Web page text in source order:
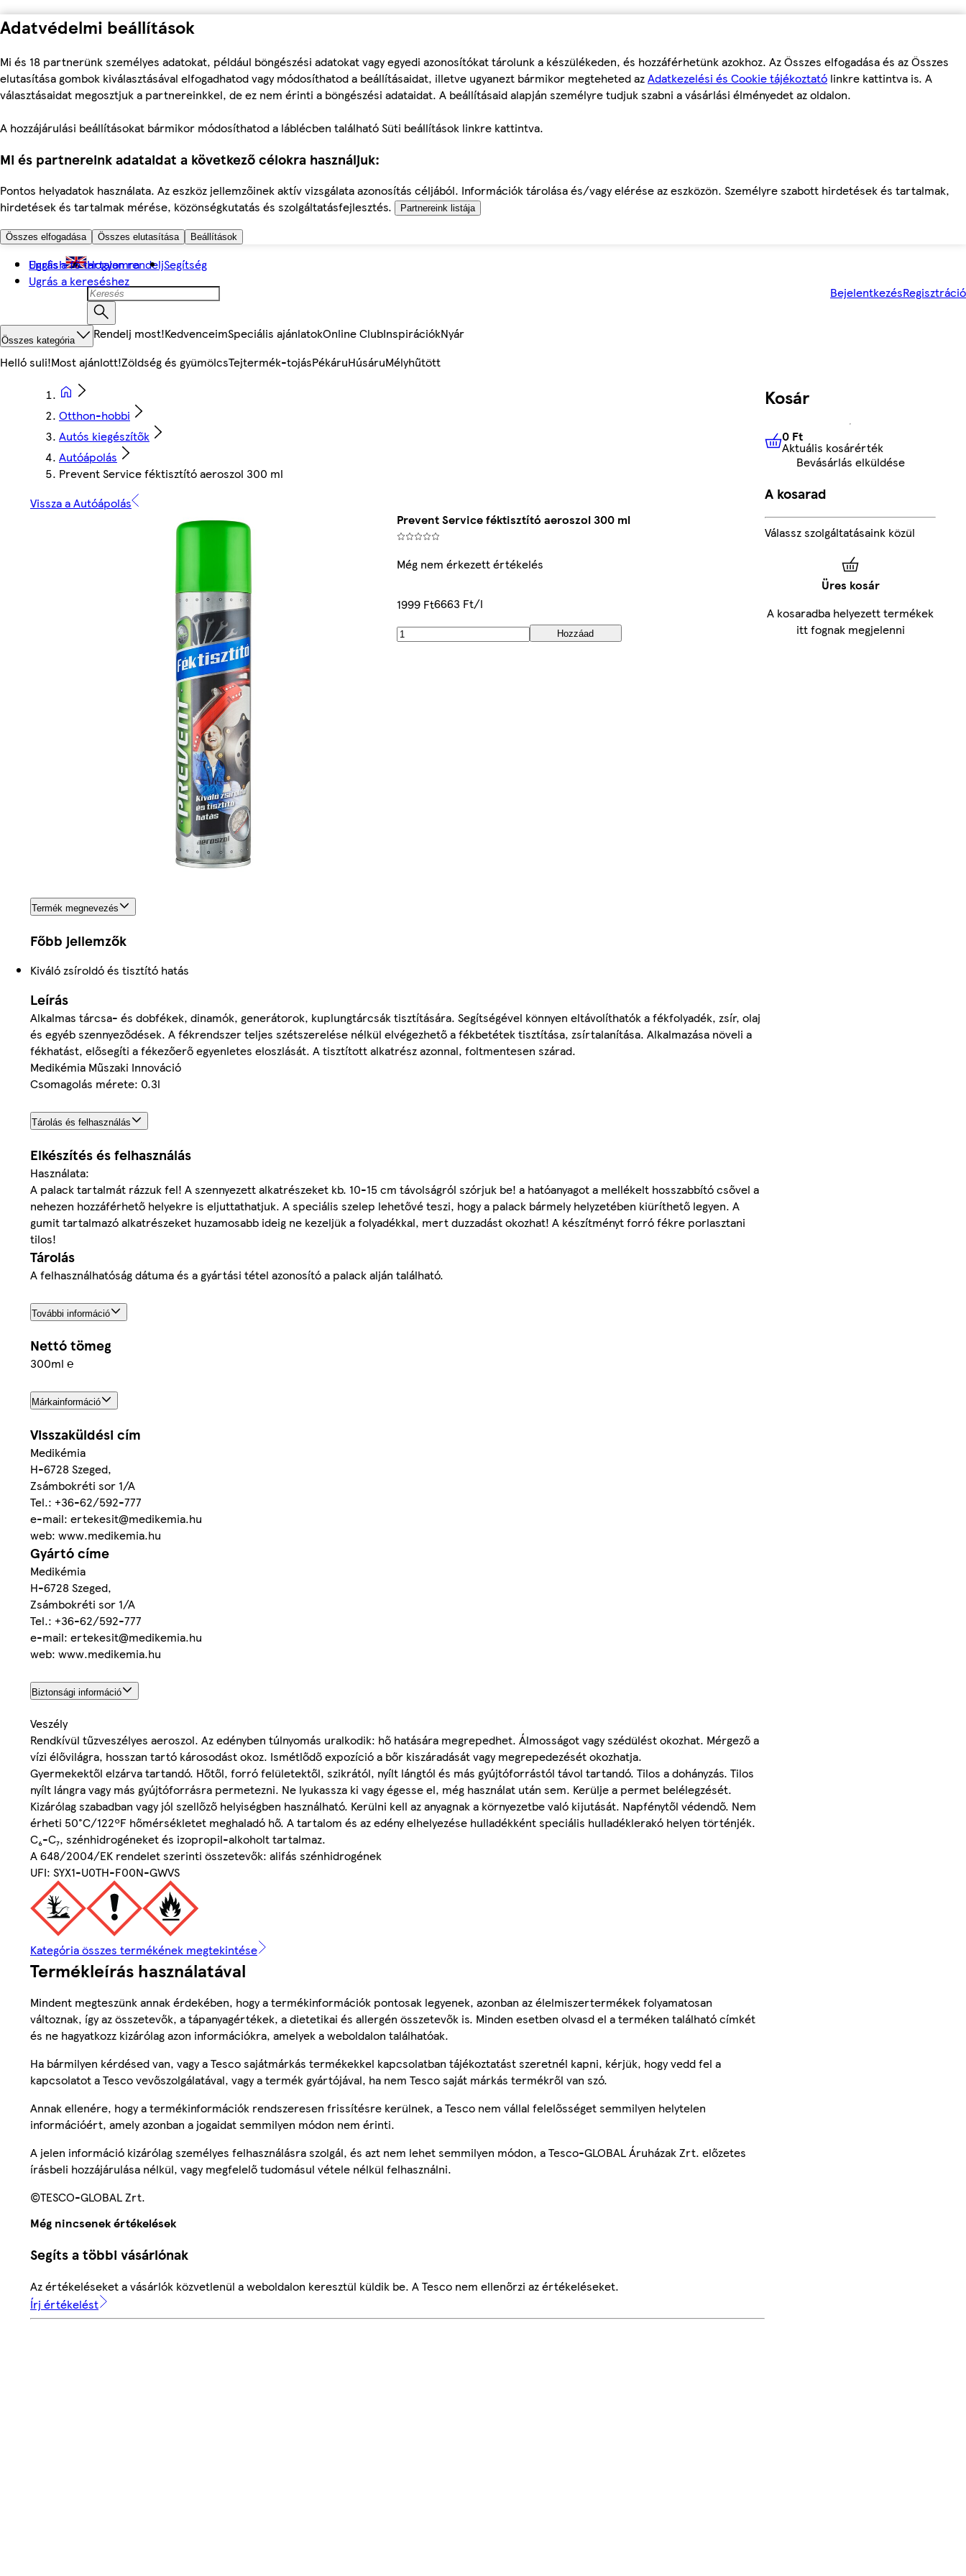
Adatvédelmi beállítások
Mi és 18 partnerünk személyes adatokat, például böngészési adatokat vagy egyedi azonosítókat tárolunk a készülékeden, és hozzáférhetünk azokhoz. Az Összes elfogadása és az Összes
elutasítása gombok kiválasztásával elfogadhatod vagy módosíthatod a beállításaidat, illetve ugyanezt bármikor megteheted azAdatkezelési és Cookie tájékoztató linkre kattintva is. A
választásaidat megosztjuk a partnereinkkel, de ez nem érinti a böngészési adataidat. A beállításaid alapján személyre tudjuk szabni a vásárlási élményedet az oldalon.
A hozzájárulási beállításokat bármikor módosíthatod a láblécben található Süti beállítások linkre kattintva.
Mi és partnereink adataidat a következő célokra használjuk:
Pontos helyadatok használata. Az eszköz jellemzőinek aktív vizsgálata azonosítás céljából. Információk tárolása és/vagy elérése az eszközön. Személyre szabott hirdetések és tartalmak,
hirdetések és tartalmak mérése, közönségkutatás és szolgáltatásfejlesztés.
Partnereink listája
Összes elfogadása Összes elutasítása Beállítások
Ugrás a fő tartalomra
Ugrás a kereséshez
English Hogyan rendeljSegítség
BejelentkezésRegisztráció
Összes kategória Rendelj most!KedvenceimSpeciális ajánlatokOnline ClubInspirációkNyár
Helló suli!Most ajánlott!Zöldség és gyümölcsTejtermék-tojásPékáruHúsáruMélyhűtött
Otthon-hobbi
Autós kiegészítők
Autóápolás
Prevent Service féktisztító aeroszol 300 ml
Vissza a Autóápolás
Prevent Service féktisztító aeroszol 300 ml
Még nem érkezett értékelés
1999 Ft6663 Ft/l
Hozzáad
Termék megnevezés
Főbb jellemzők
Kiváló zsíroldó és tisztító hatás
Leírás
Alkalmas tárcsa- és dobfékek, dinamók, generátorok, kuplungtárcsák tisztítására. Segítségével könnyen eltávolíthatók a fékfolyadék, zsír, olaj
és egyéb szennyeződések. A fékrendszer teljes szétszerelése nélkül elvégezhető a fékbetétek tisztítása, zsírtalanítása. Alkalmazása növeli a
fékhatást, elősegíti a fékezőerő egyenletes eloszlását. A tisztított alkatrész azonnal, foltmentesen szárad.
Medikémia Műszaki Innováció
Csomagolás mérete: 0.3l
Tárolás és felhasználás
Elkészítés és felhasználás
Használata:
A palack tartalmát rázzuk fel! A szennyezett alkatrészeket kb. 10-15 cm távolságról szórjuk be! a hatóanyagot a mellékelt hosszabbító csővel a
nehezen hozzáférhető helyekre is eljuttathatjuk. A speciális szelep lehetővé teszi, hogy a palack bármely helyzetében kiüríthető legyen. A
gumit tartalmazó alkatrészeket huzamosabb ideig ne kezeljük a folyadékkal, mert duzzadást okozhat! A készítményt forró fékre porlasztani
tilos!
Tárolás
A felhasználhatóság dátuma és a gyártási tétel azonosító a palack alján található.
További információ
Nettó tömeg
300ml ℮
Márkainformáció
Visszaküldési cím
Medikémia
H-6728 Szeged,
Zsámbokréti sor 1/A
Tel.: +36-62/592-777
e-mail: ertekesit@medikemia.hu
web: www.medikemia.hu
Gyártó címe
Medikémia
H-6728 Szeged,
Zsámbokréti sor 1/A
Tel.: +36-62/592-777
e-mail: ertekesit@medikemia.hu
web: www.medikemia.hu
Biztonsági információ
Veszély
Rendkívül tűzveszélyes aeroszol. Az edényben túlnyomás uralkodik: hő hatására megrepedhet. Álmosságot vagy szédülést okozhat. Mérgező a
vízi élővilágra, hosszan tartó károsodást okoz. Ismétlődő expozíció a bőr kiszáradását vagy megrepedezését okozhatja.
Gyermekektől elzárva tartandó. Hőtől, forró felületektől, szikrától, nyílt lángtól és más gyújtóforrástól távol tartandó. Tilos a dohányzás. Tilos
nyílt lángra vagy más gyújtóforrásra permetezni. Ne lyukassza ki vagy égesse el, még használat után sem. Kerülje a permet belélegzését.
Kizárólag szabadban vagy jól szellőző helyiségben használható. Kerülni kell az anyagnak a környezetbe való kijutását. Napfénytől védendő. Nem
érheti 50°C/122ºF hőmérsékletet meghaladó hő. A tartalom és az edény elhelyezése hulladékként speciális hulladéklerakó helyen történjék.
C₆-C₇, szénhidrogéneket és izopropil-alkoholt tartalmaz.
A 648/2004/EK rendelet szerinti összetevők: alifás szénhidrogének
UFI: SYX1-U0TH-F00N-GWVS
Kategória összes termékének megtekintése
Termékleírás használatával
Mindent megteszünk annak érdekében, hogy a termékinformációk pontosak legyenek, azonban az élelmiszertermékek folyamatosan
változnak, így az összetevők, a tápanyagértékek, a dietetikai és allergén összetevők is. Minden esetben olvasd el a terméken található címkét
és ne hagyatkozz kizárólag azon információkra, amelyek a weboldalon találhatóak.
Ha bármilyen kérdésed van, vagy a Tesco sajátmárkás termékekkel kapcsolatban tájékoztatást szeretnél kapni, kérjük, hogy vedd fel a
kapcsolatot a Tesco vevőszolgálatával, vagy a termék gyártójával, ha nem Tesco saját márkás termékről van szó.
Annak ellenére, hogy a termékinformációk rendszeresen frissítésre kerülnek, a Tesco nem vállal felelősséget semmilyen helytelen
információért, amely azonban a jogaidat semmilyen módon nem érinti.
A jelen információ kizárólag személyes felhasználásra szolgál, és azt nem lehet semmilyen módon, a Tesco-GLOBAL Áruházak Zrt. előzetes
írásbeli hozzájárulása nélkül, vagy megfelelő tudomásul vétele nélkül felhasználni.
©TESCO-GLOBAL Zrt.
Még nincsenek értékelések
Segíts a többi vásárlónak
Az értékeléseket a vásárlók közvetlenül a weboldalon keresztül küldik be. A Tesco nem ellenőrzi az értékeléseket.
Írj értékelést
Kosár
0 FtAktuális kosárérték
0 Ft
Aktuális kosárérték
Bevásárlás elküldése
A kosarad
Válassz szolgáltatásaink közül
Üres kosár
A kosaradba helyezett termékek
itt fognak megjelenni